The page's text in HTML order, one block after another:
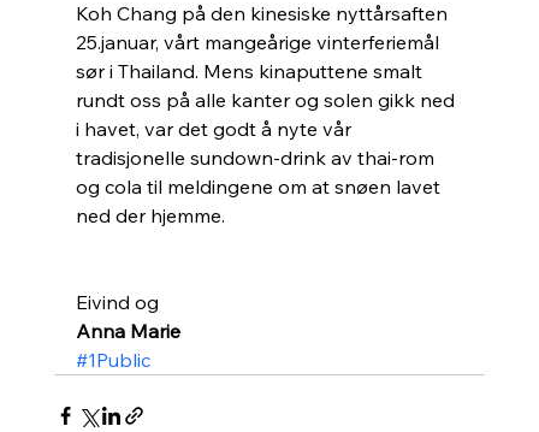
Koh Chang på den kinesiske nyttårsaften
25.januar, vårt mangeårige vinterferiemål
sør i Thailand. Mens kinaputtene smalt
rundt oss på alle kanter og solen gikk ned
i havet, var det godt å nyte vår
tradisjonelle sundown-drink av thai-rom
og cola til meldingene om at snøen lavet
ned der hjemme.
Eivind og
Anna Marie
#1Public